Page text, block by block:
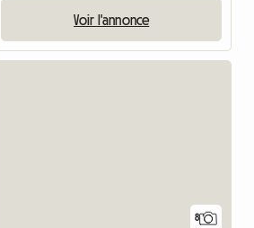
Voir l'annonce
8